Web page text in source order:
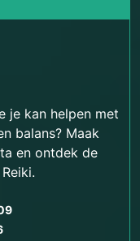
je kan helpen met
balans? Maak
en ontdek de